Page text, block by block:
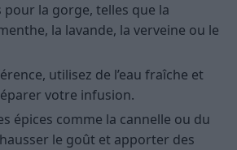
la gorge, telles que la
la lavande, la verveine ou le
utilisez de l’eau fraîche et
votre infusion.
épices comme la cannelle ou du
le goût et apporter des